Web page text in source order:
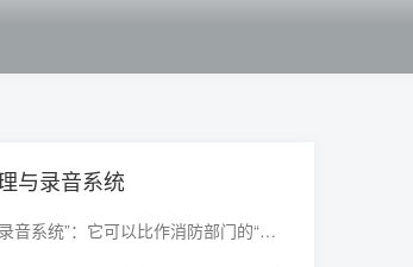
与录音系统
“消防火警接处警受理与录音系统”：它可以比作消防部门的“大脑”和“中枢神经”。 一、什么是消防火警接处警受理与录音系统消防火警接处警受理与录音系统是一套集成计算